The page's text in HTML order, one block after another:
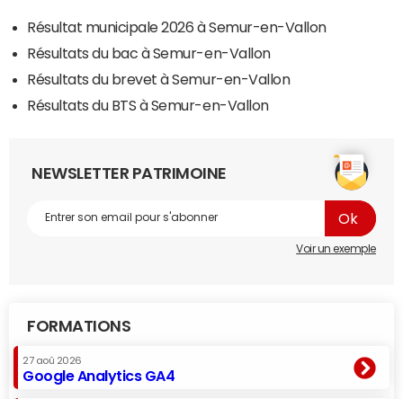
Résultat municipale 2026 à Semur-en-Vallon
Résultats du bac à Semur-en-Vallon
Résultats du brevet à Semur-en-Vallon
Résultats du BTS à Semur-en-Vallon
NEWSLETTER PATRIMOINE
Voir un exemple
FORMATIONS
27 aoû 2026
Google Analytics GA4